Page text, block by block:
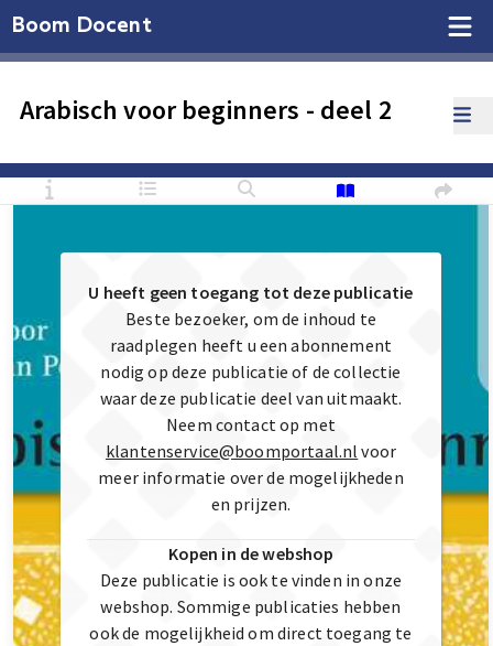
Boom Docent
Arabisch voor beginners - deel 2
U heeft geen toegang tot deze publicatie
Beste bezoeker, om de inhoud te
raadplegen heeft u een abonnement
nodig op deze publicatie of de collectie
waar deze publicatie deel van uitmaakt.
Neem contact op met
klantenservice@boomportaal.nl voor
meer informatie over de mogelijkheden
en prijzen.
Kopen in de webshop
Deze publicatie is ook te vinden in onze
webshop. Sommige publicaties hebben
ook de mogelijkheid om direct toegang te